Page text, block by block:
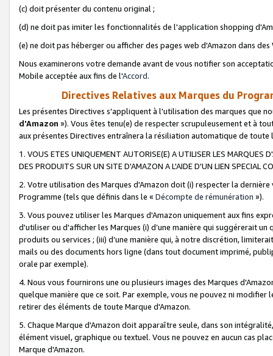
(c) doit présenter du contenu original ;
(d) ne doit pas imiter les fonctionnalités de l'application shopping
(e) ne doit pas héberger ou afficher des pages web d'Amazon dans
Nous examinerons votre demande avant de vous notifier son
Mobile acceptée aux fins de l'Accord.
Directives Relatives aux Marques du
Les présentes Directives s'appliquent à l'utilisation des marques que
d'Amazon »). Vous êtes tenu(e) de respecter scrupuleusement et à
aux présentes Directives entraînera la résiliation automatique de
1. VOUS ETES UNIQUEMENT AUTORISE(E) A UTILISER LES MARQUES
DES PRODUITS SUR UN SITE D'AMAZON A L'AIDE D'UN LIEN SPECIAL
2. Votre utilisation des Marques d'Amazon doit (i) respecter la
Programme (tels que définis dans le « Décompte de rémunération »).
3. Vous pouvez utiliser les Marques d'Amazon uniquement aux fins
d'utiliser ou d'afficher les Marques (i) d’une manière qui suggérerait
produits ou services ; (iii) d’une manière qui, à notre discrétion,
mails ou des documents hors ligne (dans tout document imprimé,
orale par exemple).
4. Nous vous fournirons une ou plusieurs images des Marques
quelque manière que ce soit. Par exemple, vous ne pouvez ni
retirer des éléments de toute Marque d'Amazon.
5. Chaque Marque d'Amazon doit apparaître seule, dans son
élément visuel, graphique ou textuel. Vous ne pouvez en aucun cas
Marque d'Amazon.